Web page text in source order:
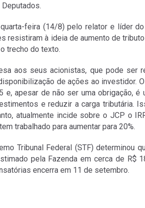
feira (14/8) pelo relator e líder
resistiram à ideia de aumento de
trecho do texto.
aos seus acionistas, que pode ser
de ações ao investidor.
apesar de não ser uma obrigação, é
e reduzir a carga tributária.
atualmente incide sobre o JCP o
trabalhado para aumentar para 20%.
Tribunal Federal (STF) determinou
pela Fazenda em cerca de R$
encerra em 11 de setembro.